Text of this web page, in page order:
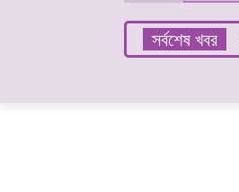
সর্বশেষ খবর